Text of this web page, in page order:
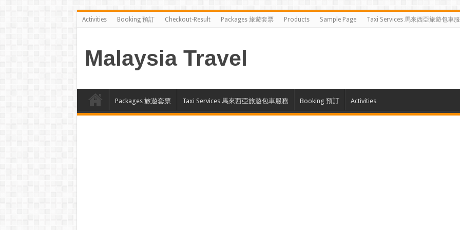
Activities Booking 預訂 Checkout-Result Packages 旅遊套票 Products Sample Page Taxi Services 馬來西亞旅遊包車
Malaysia Travel
Packages 旅遊套票 Taxi Services 馬來西亞旅遊包車服務 Booking 預訂 Activities